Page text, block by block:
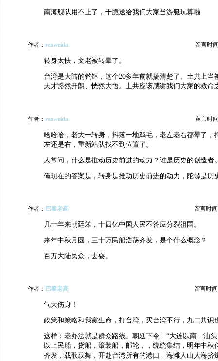
南海舰队用不上了，干脆送给我们大家当游艇玩算啦
作者： renweida 留言时
转身太快，文老被转晕了。
台湾是大陆的钓饵，这个20多年前就搞清楚了。土共上当
天才豁然开朗、恍然大悟。土共应该感谢我们大家的救命
作者： renweida 留言时
哈哈哈，老大一转身，抖落一地鸡毛，老左老右都晕了，
左还是右，重新站队找不到位置了。
人常问，什么是推动历史前进的动力？谁是历史的创造者
俺现在的答案是，转身是推动历史前进的动力，陀螺是历
作者： 巴黎老高 留言时间
几十年来朝廷笨，十四亿中国人民不答应分裂祖国。
来年中秋月圆，三十万民船浩荡齐发，是个什么概念？
百万大陆民众，去耍。
作者： 巴黎老高 留言时间
气大伤身！
政策和策略和我黨生命，打台湾，买台湾不行，九二共识
这样：老办法就是群众路线。朝廷下令：“大连以南，汕
以上民船，货船，滚装船，邮轮，，统统集结，明年中秋
齐发，载歌载舞，开赴台湾所有的港口，海滩人山人海挤